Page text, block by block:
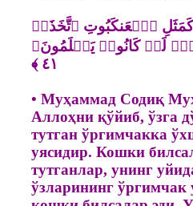
كَمَثَلِ ٱلۡعَنكَبُوتِ ٱتَّخَذَتۡ
لَوۡ كَانُوا۟ یَعۡلَمُونَ﴿
• Муҳаммад Содиқ
Аллоҳни қўйиб, ўзга
тутган ўргимчакка
уясидир. Кошки
тутганлар, унинг
ўзларининг